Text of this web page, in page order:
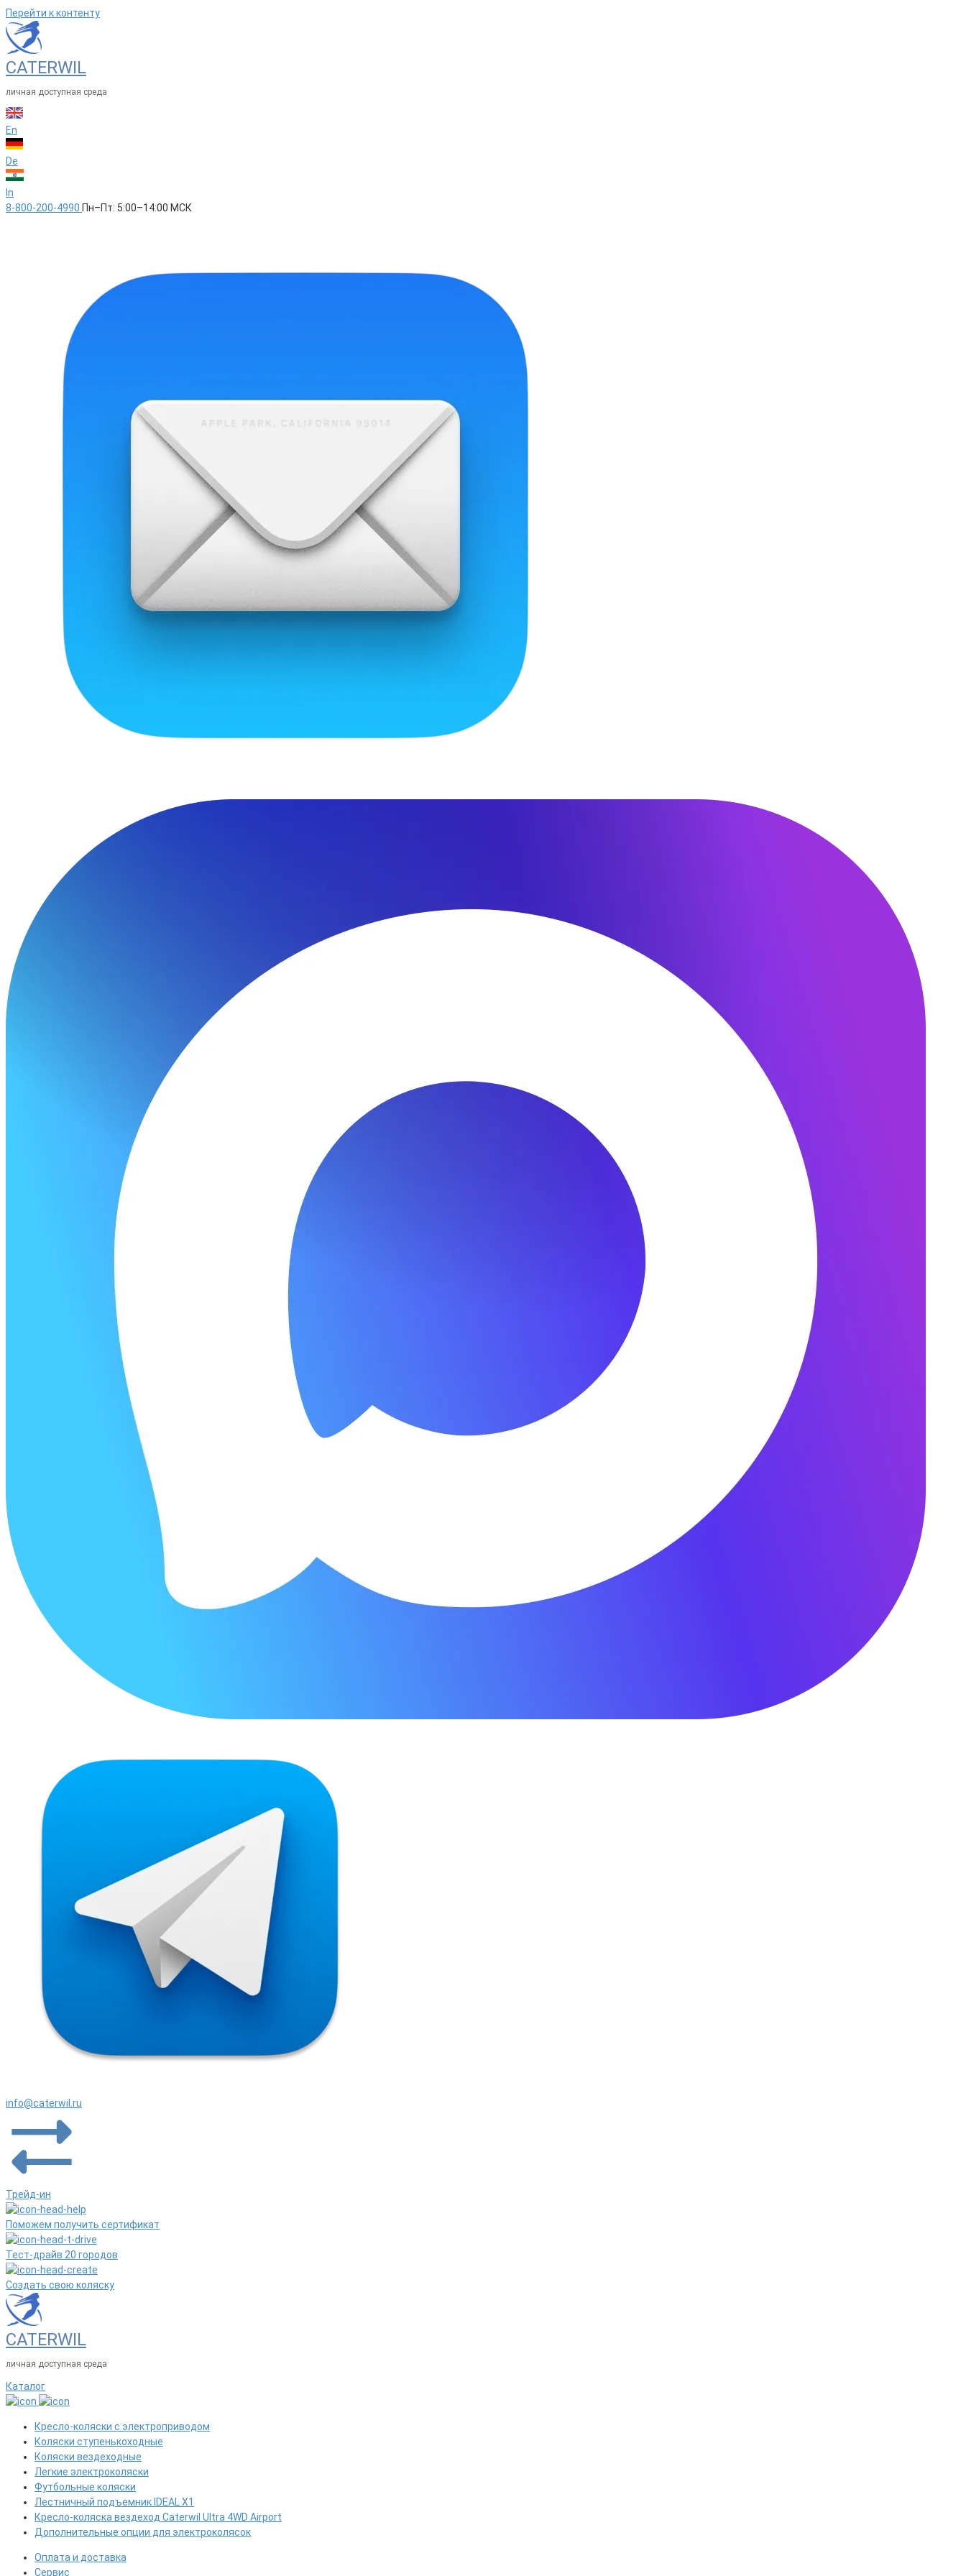
Перейти к контенту
CATERWIL
личная доступная среда
En
De
In
8-800-200-4990 Пн–Пт: 5:00–14:00 МСК
info@caterwil.ru
Трейд-ин
Поможем получить сертификат
Тест-драйв 20 городов
Создать свою коляску
CATERWIL
личная доступная среда
Каталог
Кресло-коляски с электроприводом
Коляски ступенькоходные
Коляски вездеходные
Легкие электроколяски
Футбольные коляски
Лестничный подъемник IDEAL X1
Кресло-коляска вездеход Caterwil Ultra 4WD Airport
Дополнительные опции для электроколясок
Оплата и доставка
Сервис